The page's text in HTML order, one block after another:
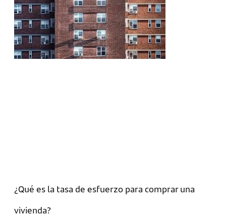
¿Qué es la tasa de esfuerzo para comprar una
vivienda?